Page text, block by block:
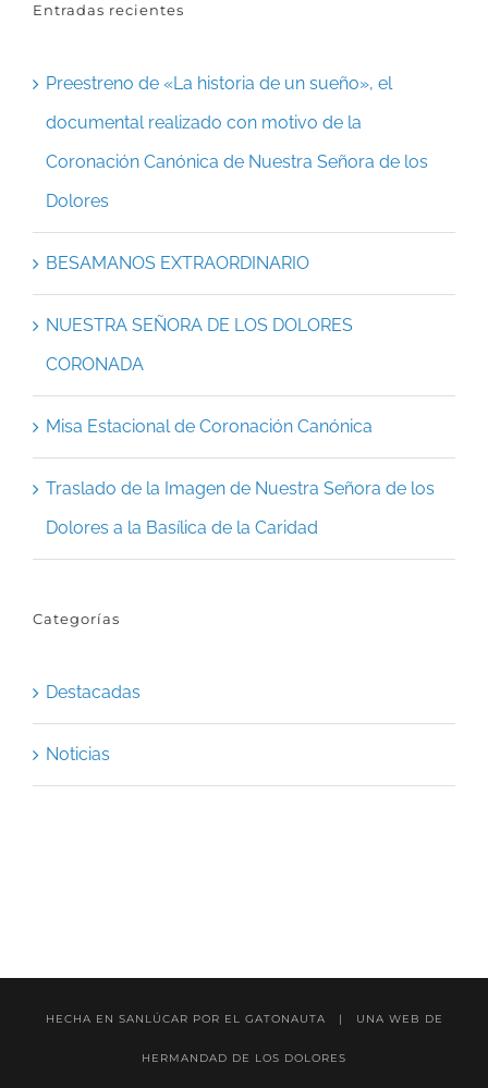
Entradas recientes
Preestreno de «La historia de un sueño», el
documental realizado con motivo de la
Coronación Canónica de Nuestra Señora de los
Dolores
BESAMANOS EXTRAORDINARIO
NUESTRA SEÑORA DE LOS DOLORES
CORONADA
Misa Estacional de Coronación Canónica
Traslado de la Imagen de Nuestra Señora de los
Dolores a la Basílica de la Caridad
Categorías
Destacadas
Noticias
HECHA EN SANLÚCAR POR EL GATONAUTA | UNA WEB DE
HERMANDAD DE LOS DOLORES